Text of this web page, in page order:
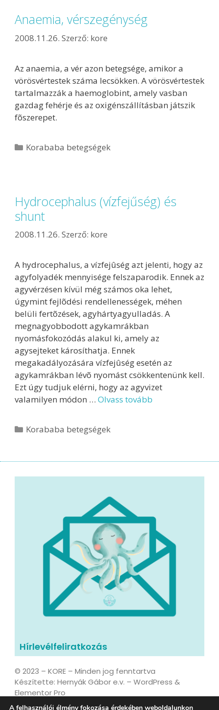
Anaemia, vérszegénység
2008.11.26. Szerző: kore
Az anaemia, a vér azon betegsége, amikor a
vörösvértestek száma lecsökken. A vörösvértestek
tartalmazzák a haemoglobint, amely vasban
gazdag fehérje és az oxigénszállításban játszik
fõszerepet.
Korababa betegségek
Hydrocephalus (vízfejűség) és
shunt
2008.11.26. Szerző: kore
A hydrocephalus, a vízfejûség azt jelenti, hogy az
agyfolyadék mennyisége felszaparodik. Ennek az
agyvérzésen kívül még számos oka lehet,
úgymint fejlõdési rendellenességek, méhen
belüli fertõzések, agyhártyagyulladás. A
megnagyobbodott agykamrákban
nyomásfokozódás alakul ki, amely az
agysejteket károsíthatja. Ennek
megakadályozására vízfejûség esetén az
agykamrákban lévõ nyomást csökkentenünk kell.
Ezt úgy tudjuk elérni, hogy az agyvizet
valamilyen módon … Olvass tovább
Korababa betegségek
Hírlevélfeliratkozás
© 2023 – KORE – Minden jog fenntartva
Készítette: Hernyák Gábor e.v. – WordPress &
Elementor Pro
A felhasználói élmény fokozása érdekében weboldalunkon